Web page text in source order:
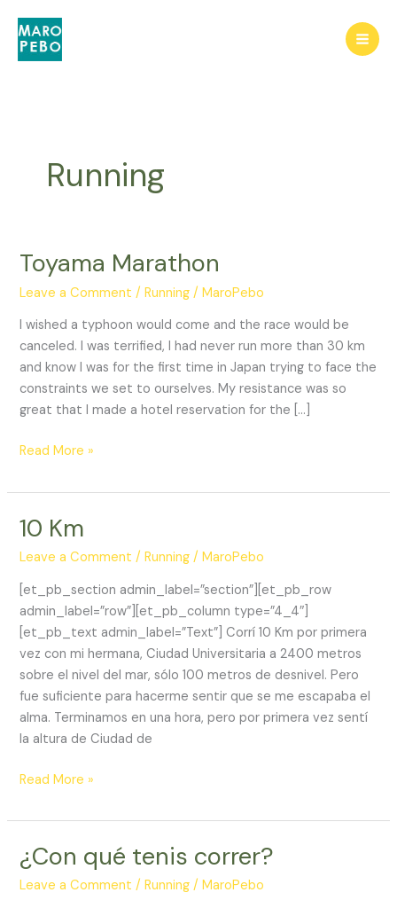
content
Running
Toyama Marathon
Leave a Comment /Running /MaroPebo
I wished a typhoon would come and the race would be
canceled. I was terrified, I had never run more than 30 km
and know I was for the first time in Japan trying to face the
constraints we set to ourselves. My resistance was so
great that I made a hotel reservation for the […]
Toyama
Read More »
10 Km
Leave a Comment /Running /MaroPebo
[et_pb_section admin_label=”section”][et_pb_row
admin_label=”row”][et_pb_column type=”4_4″]
[et_pb_text admin_label=”Text”] Corrí 10 Km por primera
vez con mi hermana, Ciudad Universitaria a 2400 metros
sobre el nivel del mar, sólo 100 metros de desnivel. Pero
fue suficiente para hacerme sentir que se me escapaba el
alma. Terminamos en una hora, pero por primera vez sentí
la altura de Ciudad de
10
Read More »
¿Con qué tenis correr?
Leave a Comment /Running /MaroPebo